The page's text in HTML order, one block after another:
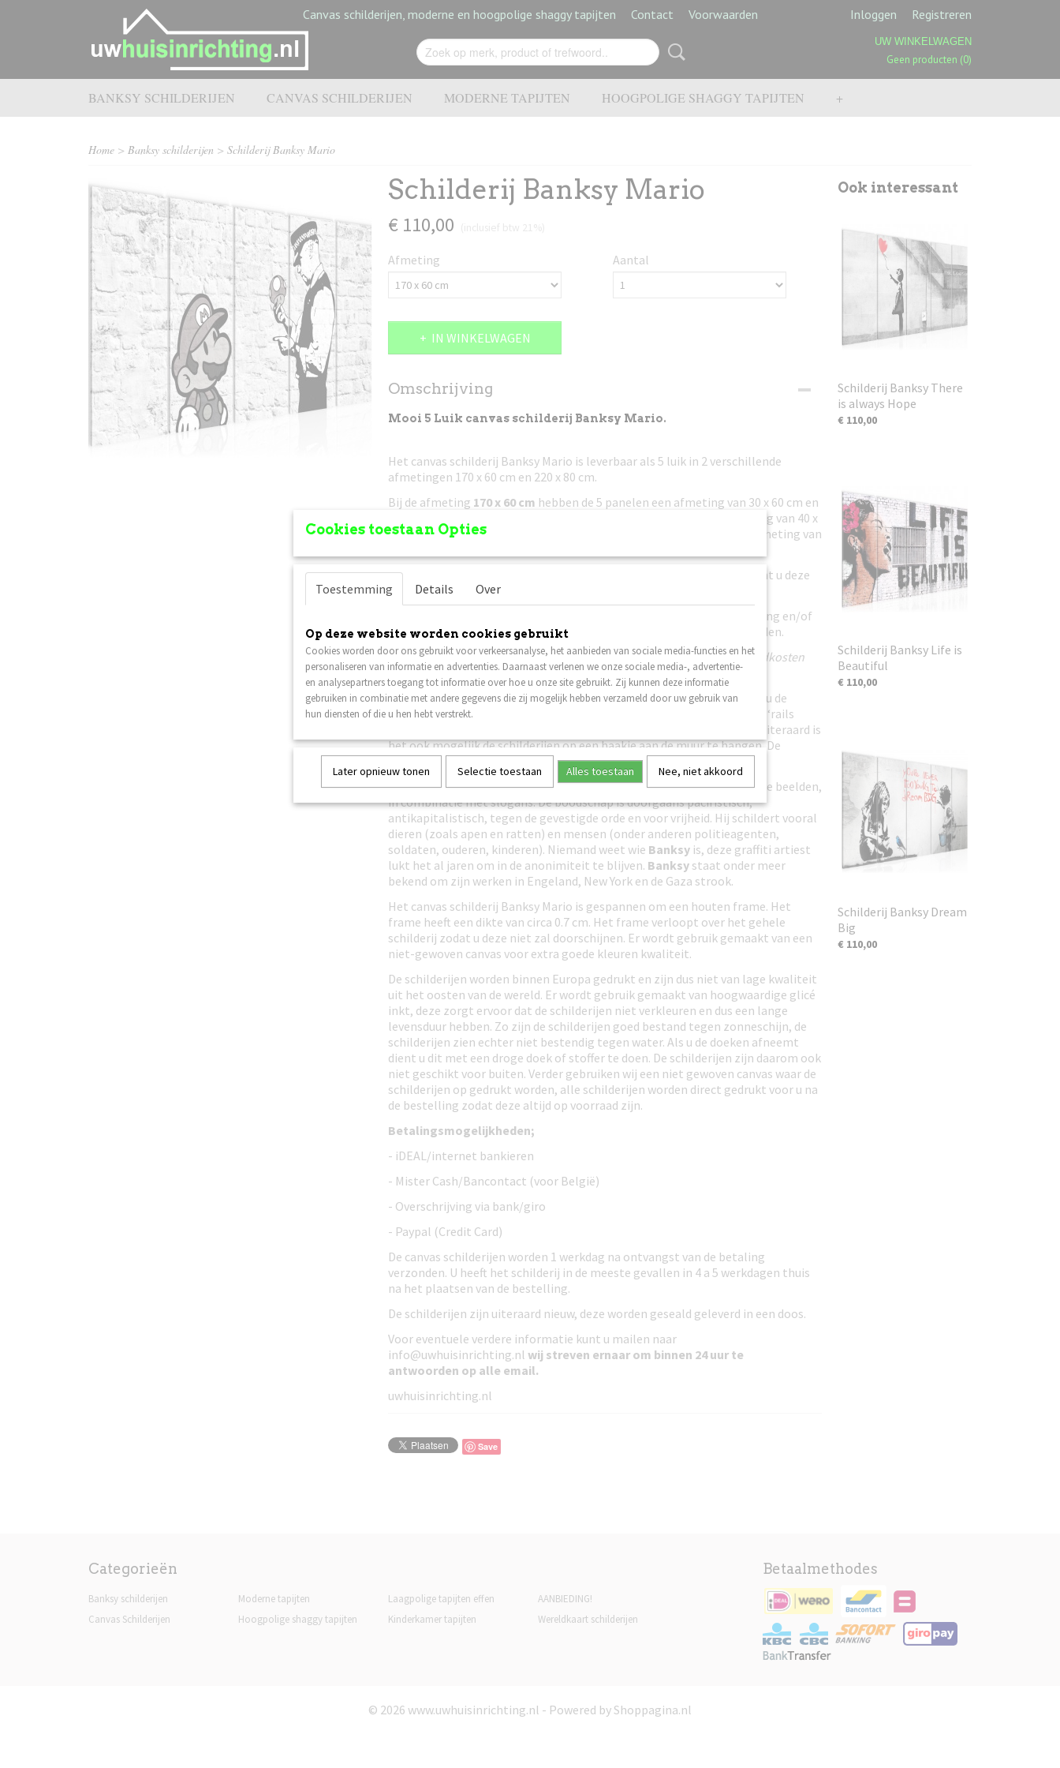
Canvas schilderijen, moderne en hoogpolige shaggy tapijten Contact Voorwaarden Inloggen Registreren
UW WINKELWAGEN
Geen producten (0)
BANKSY SCHILDERIJEN CANVAS SCHILDERIJEN MODERNE TAPIJTEN HOOGPOLIGE SHAGGY TAPIJTEN +
Home > Banksy schilderijen > Schilderij Banksy Mario
Schilderij Banksy Mario
€ 110,00
Afmeting Aantal
IN WINKELWAGEN
Omschrijving
Mooi 5 Luik canvas schilderij Banksy Mario.
Het canvas schilderij Banksy Mario is leverbaar als 5 luik in 2 verschillende
afmetingen 170 x 60 cm en 220 x 80 cm.
Bij de afmeting 170 x 60 cm hebben de 5 panelen een afmeting van 30 x 60 cm en
hebben de panelen een afmeting van 40 x
80 cm. U laat ongeveer 5 cm tussen de panelen. Zodat er een totale afmeting van
Niet goed, geld terug!
Mocht het canvas schilderij u niet bevallen kunt u deze
retour zenden en zal het bedrag retour gestort worden.
, het pakket is verzekerd tegen beschadiging en/of
vermissing. In dat geval krijgt u van ons een nieuw schilderij toegezonden.
Verzenden naar België is ook mogelijk, er worden ook hier geen verzendkosten
voor berekend. (andere Europese landen op aanvraag).
Bij de schilderijen wordt een ophangsysteem (haakjes) geleverd zodat u de
schilderijen makkelijk kunt ophangen. Deze zijn ook geschikt voor een ‘rails
systeem’ het schilderij heeft een totaal gewicht van circa 5 kilogram. Uiteraard is
het ook mogelijk de schilderijen op een haakje aan de muur te hangen. De
schilderijen zijn gespannen en kunnen direct opgehangen worden.
Banksy’swerk karakteriseert zich door zijn pakkende en humoristische beelden,
in combinatie met slogans. De boodschap is doorgaans pacifistisch,
antikapitalistisch, tegen de gevestigde orde en voor vrijheid. Hij schildert vooral
dieren (zoals apen en ratten) en mensen (onder anderen politieagenten,
soldaten, ouderen, kinderen). Niemand weet wie Banksy is, deze graffiti artiest
lukt het al jaren om in de anonimiteit te blijven. Banksy staat onder meer
bekend om zijn werken in Engeland, New York en de Gaza strook.
Het canvas schilderij Banksy Mario is gespannen om een houten frame. Het
frame heeft een dikte van circa 0.7 cm. Het frame verloopt over het gehele
schilderij zodat u deze niet zal doorschijnen. Er wordt gebruik gemaakt van een
niet-gewoven canvas voor extra goede kleuren kwaliteit.
De schilderijen worden binnen Europa gedrukt en zijn dus niet van lage kwaliteit
uit het oosten van de wereld. Er wordt gebruik gemaakt van hoogwaardige glicé
inkt, deze zorgt ervoor dat de schilderijen niet verkleuren en dus een lange
levensduur hebben. Zo zijn de schilderijen goed bestand tegen zonneschijn, de
schilderijen zien echter niet bestendig tegen water. Als u de doeken afneemt
dient u dit met een droge doek of stoffer te doen. De schilderijen zijn daarom ook
niet geschikt voor buiten. Verder gebruiken wij een niet gewoven canvas waar de
schilderijen op gedrukt worden, alle schilderijen worden direct gedrukt voor u na
de bestelling zodat deze altijd op voorraad zijn.
Betalingsmogelijkheden;
- iDEAL/internet bankieren
- Mister Cash/Bancontact (voor België)
- Overschrijving via bank/giro
- Paypal (Credit Card)
De canvas schilderijen worden 1 werkdag na ontvangst van de betaling
verzonden. U heeft het schilderij in de meeste gevallen in 4 a 5 werkdagen thuis
na het plaatsen van de bestelling.
De schilderijen zijn uiteraard nieuw, deze worden geseald geleverd in een doos.
Voor eventuele verdere informatie kunt u mailen naar
info@uwhuisinrichting.nl wij streven ernaar om binnen 24 uur te
antwoorden op alle email.
uwhuisinrichting.nl
Save
Ook interessant
Schilderij Banksy There
is always Hope
€ 110,00
Schilderij Banksy Life is
Beautiful
€ 110,00
Schilderij Banksy Dream
Big
€ 110,00
Categorieën
Banksy schilderijen
Canvas Schilderijen
Moderne tapijten
Hoogpolige shaggy tapijten
Laagpolige tapijten effen
Kinderkamer tapijten
AANBIEDING!
Wereldkaart schilderijen
Betaalmethodes
© 2026 www.uwhuisinrichting.nl - Powered by Shoppagina.nl
Cookies toestaan Opties
Toestemming Details Over
Op deze website worden cookies gebruikt
Cookies worden door ons gebruikt voor verkeersanalyse, het aanbieden van sociale media-functies en het
personaliseren van informatie en advertenties. Daarnaast verlenen we onze sociale media-, advertentie-
en analysepartners toegang tot informatie over hoe u onze site gebruikt. Zij kunnen deze informatie
gebruiken in combinatie met andere gegevens die zij mogelijk hebben verzameld door uw gebruik van
hun diensten of die u hen hebt verstrekt.
Later opnieuw tonen Selectie toestaan Alles toestaan Nee, niet akkoord